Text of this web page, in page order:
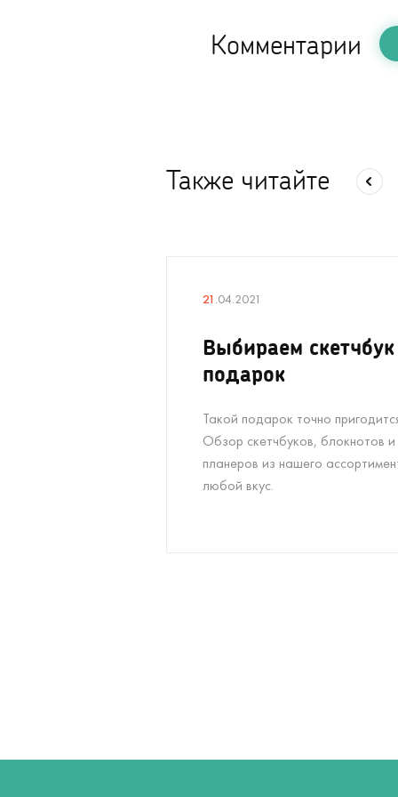
Комментарии
Также читайте
21 .04.2021
Выбираем скетчбук
подарок
Такой подарок точно
Обзор скетчбуков, блокнотов и
планеров из нашего
любой вкус.